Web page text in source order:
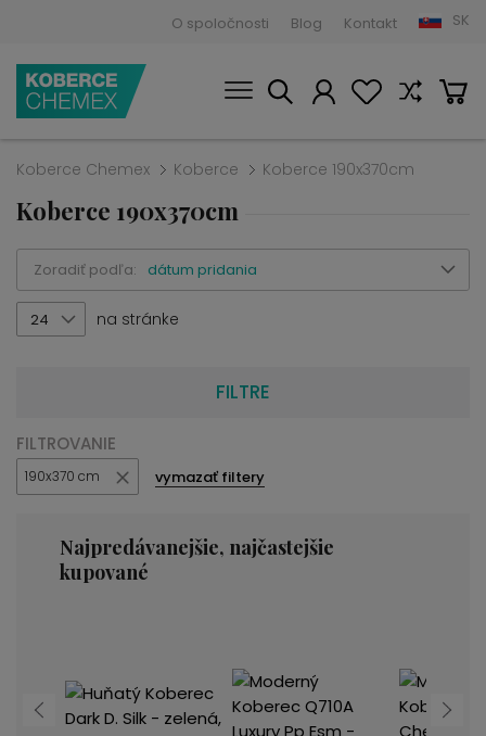
O spoločnosti Blog Kontakt SK
Koberce Chemex Koberce Koberce 190x370cm
Koberce 190x370cm
Zoradiť podľa: dátum pridania
24 na stránke
FILTRE
FILTROVANIE
190x370 cm vymazať filtery
Najpredávanejšie, najčastejšie
kupované